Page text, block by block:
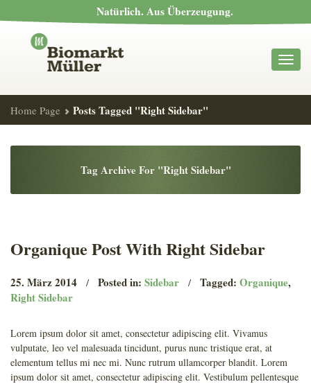
Natürlich. Aus Überzeugung.
Home Page Posts Tagged "Right Sidebar"
TagArchive For "Right Sidebar"
Organique Post With Right Sidebar
25. März 2014 / Posted in: Sidebar / Tagged: Organique,
Right Sidebar
Lorem ipsum dolor sit amet, consectetur adipiscing elit. Vivamus
vulputate, leo vel malesuada tincidunt, purus nunc tristique erat, at
elementum tellus mi nec mi. Nunc rutrum ullamcorper blandit. Lorem
ipsum dolor sit amet, consectetur adipiscing elit. Vestibulum pellentesque